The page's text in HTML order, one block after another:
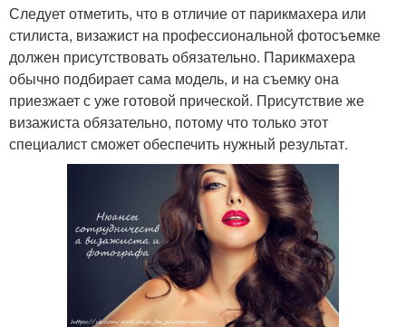
Следует отметить, что в отличие от парикмахера или
стилиста, визажист на профессиональной фотосъемке
должен присутствовать обязательно. Парикмахера
обычно подбирает сама модель, и на съемку она
приезжает с уже готовой прической. Присутствие же
визажиста обязательно, потому что только этот
специалист сможет обеспечить нужный результат.